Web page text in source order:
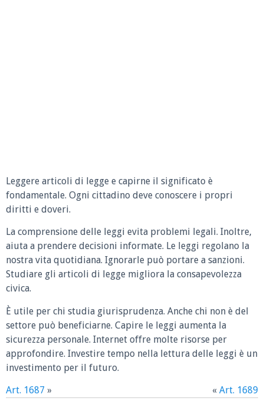
Leggere articoli di legge e capirne il significato è
fondamentale. Ogni cittadino deve conoscere i propri
diritti e doveri.
La comprensione delle leggi evita problemi legali. Inoltre,
aiuta a prendere decisioni informate. Le leggi regolano la
nostra vita quotidiana. Ignorarle può portare a sanzioni.
Studiare gli articoli di legge migliora la consapevolezza
civica.
È utile per chi studia giurisprudenza. Anche chi non è del
settore può beneficiarne. Capire le leggi aumenta la
sicurezza personale. Internet offre molte risorse per
approfondire. Investire tempo nella lettura delle leggi è un
investimento per il futuro.
Art. 1687 » « Art. 1689